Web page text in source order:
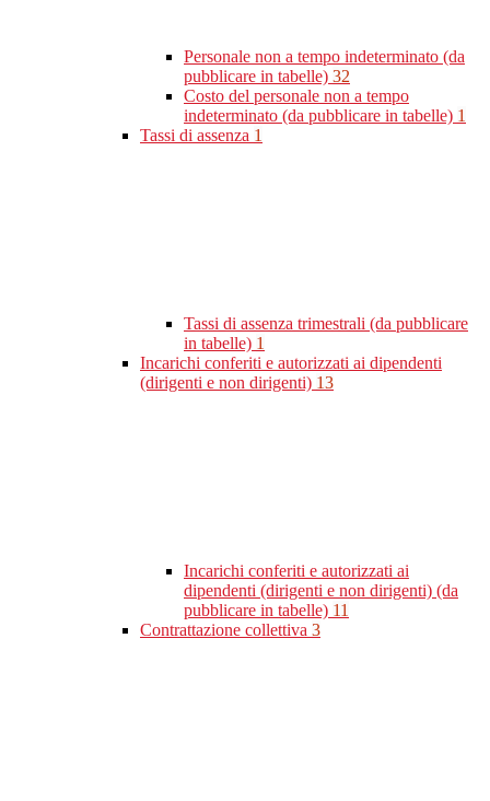
Personale non a tempo indeterminato (da
pubblicare in tabelle) 32
Costo del personale non a tempo
indeterminato (da pubblicare in tabelle) 1
Tassi di assenza 1
Tassi di assenza trimestrali (da pubblicare
in tabelle) 1
Incarichi conferiti e autorizzati ai dipendenti
(dirigenti e non dirigenti) 13
Incarichi conferiti e autorizzati ai
dipendenti (dirigenti e non dirigenti) (da
pubblicare in tabelle) 11
Contrattazione collettiva 3